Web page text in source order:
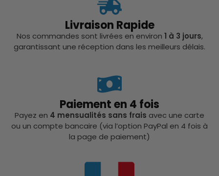
Livraison Rapide
Nos commandes sont livrées en environ 1 à 3 jours,
garantissant une réception dans les meilleurs délais.
Paiement en 4 fois
Payez en 4 mensualités sans frais avec une carte
ou un compte bancaire (via l’option PayPal en 4 fois à
la page de paiement)